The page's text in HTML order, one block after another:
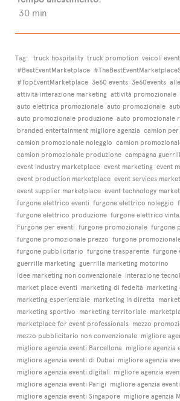
30 min
Tag: truck hospitality truck promotion veicoli
#BestEventMarketplace
#TopEventMarketplace 3e60 events 3e60events
attività interazione marketing attività promozionale
auto elettrica promozionale auto promozionale
auto promozionale produzione auto promozionale
branded entertainment migliore agenzia camion per
camion promozionale noleggio camion
camion promozionale produzione campagna
event industry marketplace event marketing event
event production marketplace event services
event supplier marketplace event technology
furgone elettrico eventi furgone elettrico noleggio
furgone elettrico produzione furgone elettrico
Furgone per eventi furgone promozionale furgone
furgone promozionale prezzo furgone
furgone pubblicitario furgone trasparente furgone
guerrilla marketing guerrilla marketing motorino
idee marketing non convenzionale interazione
market place eventi marketing di fedeltà
marketing esperienziale marketing in diretta
marketing sportivo marketing territoriale
marketplace for event professionals mezzo
mezzo pubblicitario non convenzionale migliore
migliore agenzia eventi Barcellona migliore agenzia
migliore agenzia eventi di Dubai migliore agenzia
migliore agenzia eventi digitali migliore agenzia
migliore agenzia eventi Parigi migliore agenzia
migliore agenzia eventi Singapore migliore agenzia